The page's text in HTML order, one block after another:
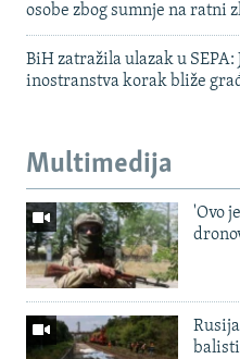
osobe zbog sumnje na ratni
BiH zatražila ulazak u
inostranstva korak bliže
Multimedija
'Ovo